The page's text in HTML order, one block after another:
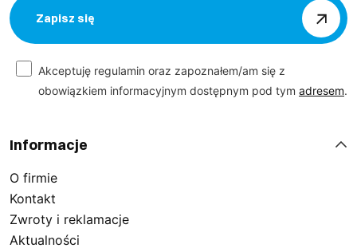
Zapisz się
Akceptuję regulamin oraz zapoznałem/am się z
obowiązkiem informacyjnym dostępnym pod tym adresem.
Informacje
O firmie
Kontakt
Zwroty i reklamacje
Aktualności